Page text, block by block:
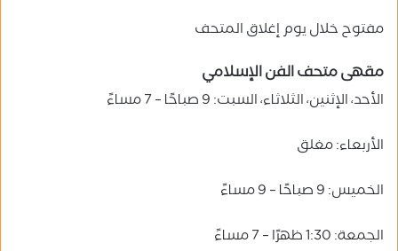
مفتوح خلال يوم إغلاق المتحف
مقهى متحف الفن الإسلامي
الأحد، الإثنين، الثلاثاء، السبت: 9 صباحًا – 7 مساءً
الأربعاء: مغلق
الخميس: 9 صباحًا – 9 مساءً
الجمعة: 1:30 ظهرًا – 7 مساءً